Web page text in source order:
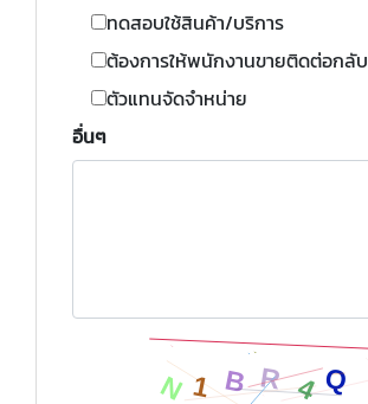
ทดสอบใช้สินค้า/บริการ
ต้องการให้พนักงานขายติดต่อกลับ
ตัวแทนจัดจำหน่าย
อื่นๆ